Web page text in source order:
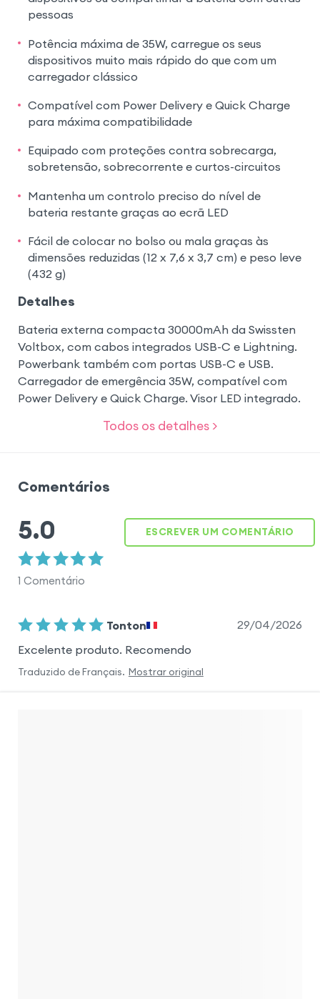
pessoas
Potência máxima de 35W, carregue os seus
dispositivos muito mais rápido do que com um
carregador clássico
Compatível com Power Delivery e Quick Charge
para máxima compatibilidade
Equipado com proteções contra sobrecarga,
sobretensão, sobrecorrente e curtos-circuitos
Mantenha um controlo preciso do nível de
bateria restante graças ao ecrã LED
Fácil de colocar no bolso ou mala graças às
dimensões reduzidas (12 x 7,6 x 3,7 cm) e peso leve
(432 g)
Detalhes
Bateria externa compacta 30000mAh da Swissten
Voltbox, com cabos integrados USB-C e Lightning.
Powerbank também com portas USB-C e USB.
Carregador de emergência 35W, compatível com
Power Delivery e Quick Charge. Visor LED integrado.
Todos os detalhes >
Comentários
5.0
1 Comentário
ESCREVER UM COMENTÁRIO
Tonton
29/04/2026
Excelente produto. Recomendo
Traduzido deFrançais. Mostrar original